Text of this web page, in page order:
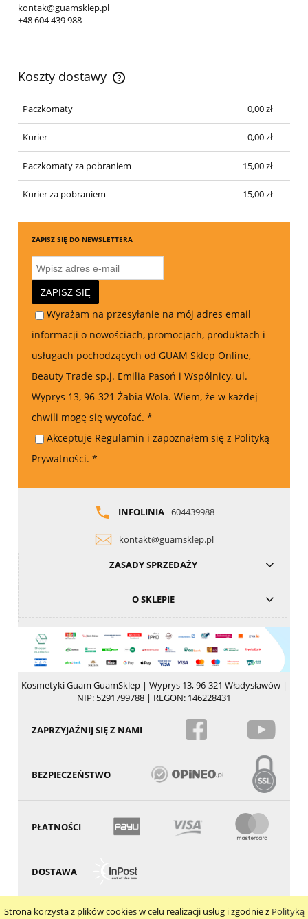
Strona korzysta z plików cookies w celu realizacji usług i zgodnie z Polityką
kontak@guamsklep.pl
+48 604 439 988
Koszty dostawy
Paczkomaty 0,00 zł
Kurier 0,00 zł
Paczkomaty za pobraniem 15,00 zł
Kurier za pobraniem 15,00 zł
ZAPISZ SIĘ DO NEWSLETTERA
ZAPISZ SIĘ
Wyrażam na przesyłanie na mój adres email
informacji o nowościach, promocjach, produktach i
usługach pochodzących od GUAM Sklep Online,
Beauty Trade sp.j. Emilia Pasoń i Wspólnicy, ul.
Wyprys 13, 96-321 Żabia Wola. Wiem, że w każdej
chwili mogę się wycofać. *
Akceptuje Regulamin i zapoznałem się z Polityką
Prywatności. *
INFOLINIA 604439988
kontakt@guamsklep.pl
ZASADY SPRZEDAŻY
O SKLEPIE
Kosmetyki Guam GuamSklep | Wyprys 13, 96-321 Władysławów |
NIP: 5291799788 | REGON: 146228431
ZAPRZYJAŹNIJ SIĘ Z NAMI
BEZPIECZEŃSTWO
PŁATNOŚCI
DOSTAWA